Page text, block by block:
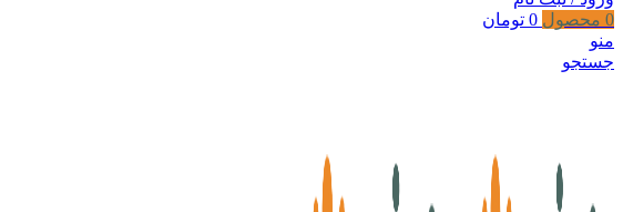
0 محصول 0 تومان
منو
جستجو